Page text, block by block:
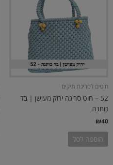
חוטים לסריגת תיקים
52 – חוט סריגה ירוק מעושן | בד
כותנה
₪40
הוספה לסל